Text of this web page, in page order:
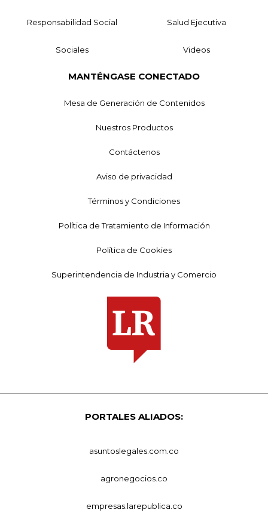
Responsabilidad Social Salud Ejecutiva
Sociales Videos
MANTÉNGASE CONECTADO
Mesa de Generación de Contenidos
Nuestros Productos
Contáctenos
Aviso de privacidad
Términos y Condiciones
Política de Tratamiento de Información
Política de Cookies
Superintendencia de Industria y Comercio
PORTALES ALIADOS:
asuntoslegales.com.co
agronegocios.co
empresas.larepublica.co